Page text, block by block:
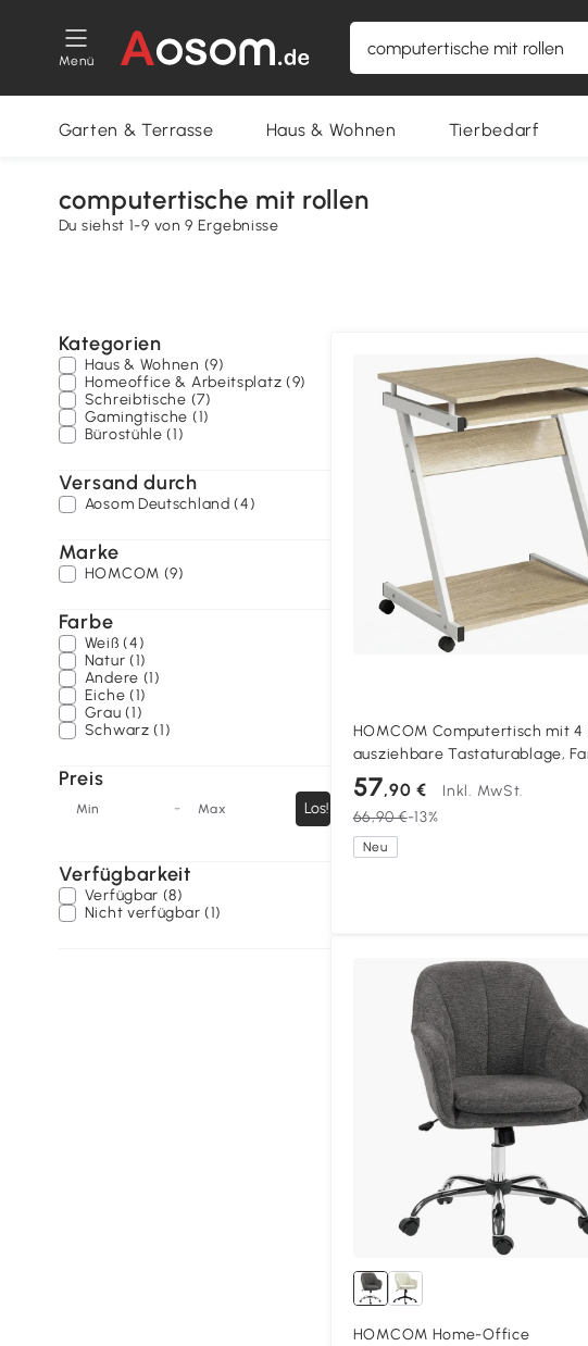
Menü
Garten & Terrasse Haus & Wohnen Tierbedarf
computertische mit rollen
Du siehst 1-9 von 9 Ergebnisse
Kategorien
Haus & Wohnen (9)
Homeoffice & Arbeitsplatz (9)
Schreibtische (7)
Gamingtische (1)
Bürostühle (1)
Versand durch
Aosom Deutschland (4)
Marke
HOMCOM (9)
Farbe
Weiß (4)
Natur (1)
Andere (1)
Eiche (1)
Grau (1)
Schwarz (1)
Preis
Min - Max Los!
Verfügbarkeit
Verfügbar (8)
Nicht verfügbar (1)
HOMCOM Computertisch mit 4
ausziehbare Tastaturablage,
Rovere
57,90 €
Inkl. MwSt.
66,90 €-13%
Neu
HOMCOM Home-Office